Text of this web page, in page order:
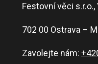
Festovní věci
702 00 Ostrava –
Zavolejte nám: